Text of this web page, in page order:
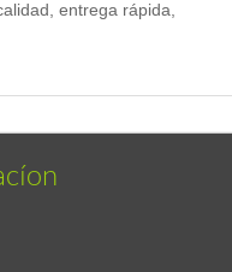
entrega rápida,